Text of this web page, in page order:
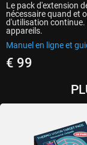
Le pack d'extension
nécessaire quand et
d'utilisation continue.
appareils.
Manuel en ligne et
€ 99